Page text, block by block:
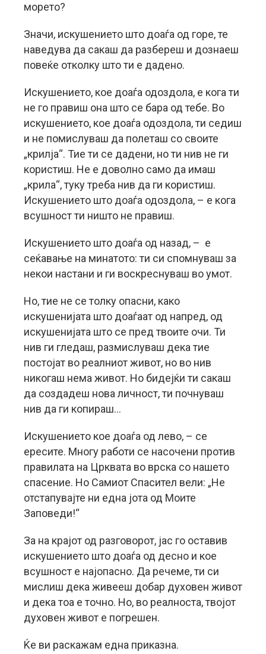
морето?
Значи, искушението што доаѓа од горе, те
наведува да сакаш да разбереш и дознаеш
повеќе отколку што ти е дадено.
Искушението, кое доаѓа одоздола, е кога ти
не го правиш она што се бара од тебе. Во
искушението, кое доаѓа одоздола, ти седиш
и не помислуваш да полеташ со своите
„крилја“. Тие ти се дадени, но ти нив не ги
користиш. Не е доволно само да имаш
„крила“, туку треба нив да ги користиш.
Искушението што доаѓа одоздола, – е кога
всушност ти ништо не правиш.
Искушението што доаѓа од назад, – е
сеќавање на минатото: ти си спомнуваш за
некои настани и ги воскреснуваш во умот.
Но, тие не се толку опасни, како
искушенијата што доаѓаат од напред, од
искушенијата што се пред твоите очи. Ти
нив ги гледаш, размислуваш дека тие
постојат во реалниот живот, но во нив
никогаш нема живот. Но бидејќи ти сакаш
да создадеш нова личност, ти почнуваш
нив да ги копираш…
Искушението кое доаѓа од лево, – се
ересите. Многу работи се насочени против
правилата на Црквата во врска со нашето
спасение. Но Самиот Спасител вели: „Не
отстапувајте ни една јота од Моите
Заповеди!“
За на крајот од разговорот, јас го оставив
искушението што доаѓа од десно и кое
всушност е најопасно. Да речеме, ти си
мислиш дека живееш добар духовен живот
и дека тоа е точно. Но, во реалноста, твојот
духовен живот е погрешен.
Ќе ви раскажам една приказна.